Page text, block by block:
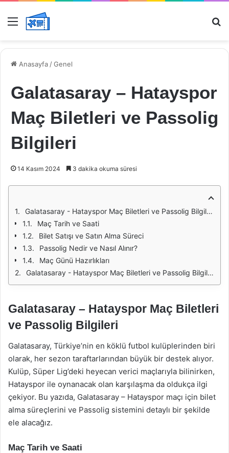
Menü
Anasayfa /Genel
Galatasaray – Hatayspor
Maç Biletleri ve Passolig
Bilgileri
14 Kasım 2024 3 dakika okuma süresi
Galatasaray - Hatayspor Maç Biletleri ve Passolig Bilgileri
Maç Tarih ve Saati
Bilet Satışı ve Satın Alma Süreci
Passolig Nedir ve Nasıl Alınır?
Maç Günü Hazırlıkları
Galatasaray - Hatayspor Maç Biletleri ve Passolig Bilgileri
Galatasaray – Hatayspor Maç Biletleri
ve Passolig Bilgileri
Galatasaray, Türkiye’nin en köklü futbol kulüplerinden biri
olarak, her sezon taraftarlarından büyük bir destek alıyor.
Kulüp, Süper Lig’deki heyecan verici maçlarıyla bilinirken,
Hatayspor ile oynanacak olan karşılaşma da oldukça ilgi
çekiyor. Bu yazıda, Galatasaray – Hatayspor maçı için bilet
alma süreçlerini ve Passolig sistemini detaylı bir şekilde
ele alacağız.
Maç Tarih ve Saati